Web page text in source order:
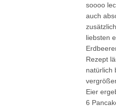
soooo
auch
liebsten
Rezept
natürlich
Eier
6